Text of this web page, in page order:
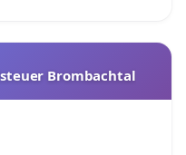
Brombachtal